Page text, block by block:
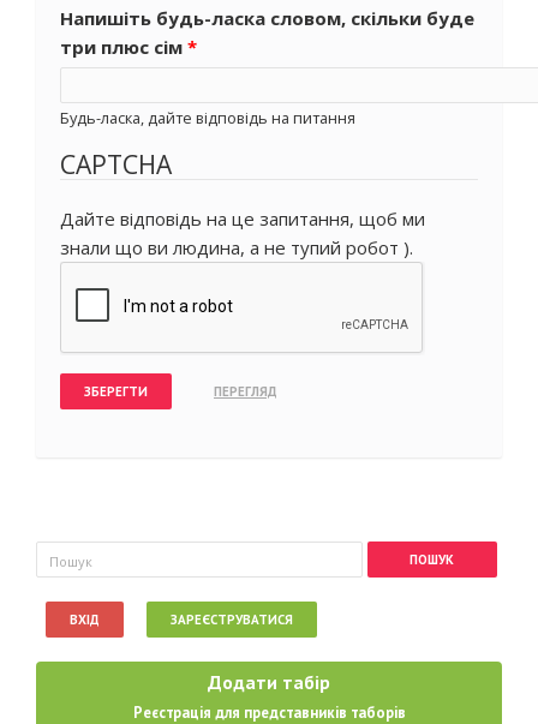
Напишіть будь-ласка словом, скільки буде
три плюс сім *
Будь-ласка, дайте відповідь на питання
CAPTCHA
Дайте відповідь на це запитання, щоб ми
знали що ви людина, а не тупий робот ).
Пошукова форма
Пошук
ВХІД ЗАРЕЄСТРУВАТИСЯ
Додати табір
Реєстрація для представників таборів